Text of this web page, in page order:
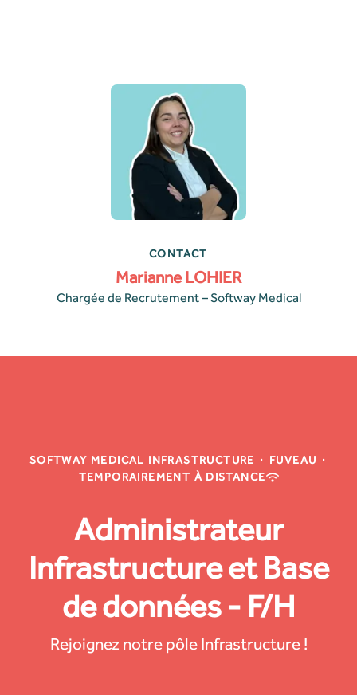
CONTACT
Marianne LOHIER
Chargée de Recrutement – Softway Medical
SOFTWAY MEDICAL INFRASTRUCTURE · FUVEAU ·
TEMPORAIREMENT À DISTANCE
Administrateur
Infrastructure et Base
de données - F/H
Rejoignez notre pôle Infrastructure !